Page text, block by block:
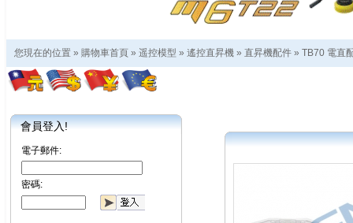
您現在的位置 » 購物車首頁 » 遥控模型 » 遙控直昇機 » 直昇機配件 » TB70 電直
會員登入!
電子郵件:
密碼: